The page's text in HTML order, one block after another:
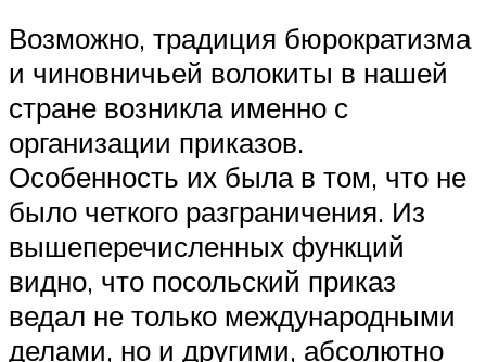
Возможно, традиция бюрократизма
и чиновничьей волокиты в нашей
стране возникла именно с
организации приказов.
Особенность их была в том, что не
было четкого разграничения. Из
вышеперечисленных функций
видно, что посольский приказ
ведал не только международными
делами, но и другими, абсолютно